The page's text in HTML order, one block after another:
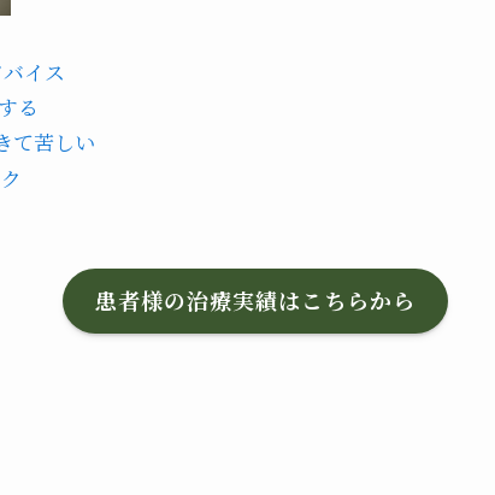
イス
る
て苦しい
患者様の治療実績はこちらから